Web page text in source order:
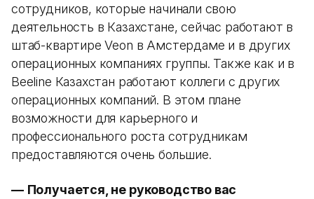
сотрудников, которые начинали свою
деятельность в Казахстане, сейчас работают в
штаб-квартире Veon в Амстердаме и в других
операционных компаниях группы. Также как и в
Beeline Казахстан работают коллеги с других
операционных компаний. В этом плане
возможности для карьерного и
профессионального роста сотрудникам
предоставляются очень большие.
— Получается, не руководство вас